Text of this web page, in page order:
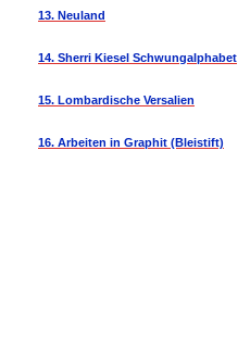
13. Neuland
14. Sherri Kiesel Schwungalphabet
15. Lombardische Versalien
16. Arbeiten in Graphit (Bleistift)